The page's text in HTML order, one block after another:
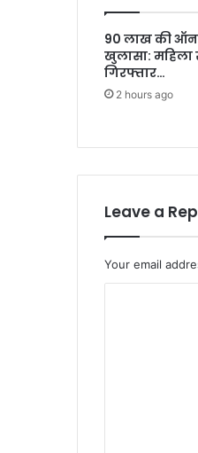
90 लाख की
खुलासा: महिला
गिरफ्तार…
2 hours ago
Leave a
Your email